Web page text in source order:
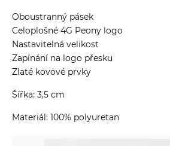
Oboustranný pásek
Celoplošné 4G Peony logo
Nastavitelná velikost
Zapínání na logo přesku
Zlaté kovové prvky
Šířka: 3,5 cm
Materiál: 100% polyuretan